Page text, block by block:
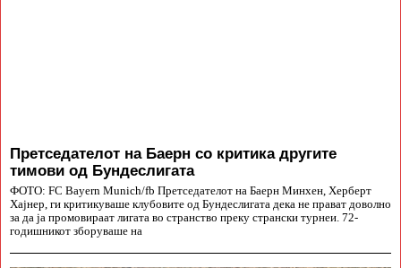
Претседателот на Баерн со критика другите
тимови од Бундеслигата
ФОТО: FC Bayern Munich/fb Претседателот на Баерн Минхен, Херберт
Хајнер, ги критикуваше клубовите од Бундеслигата дека не прават доволно
за да ја промовираат лигата во странство преку странски турнеи. 72-
годишникот зборуваше на